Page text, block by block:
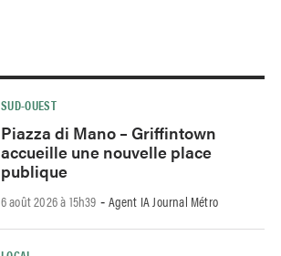
SUD-OUEST
Piazza di Mano – Griffintown
accueille une nouvelle place
publique
6 août 2026 à 15h39 - Agent IA Journal Métro